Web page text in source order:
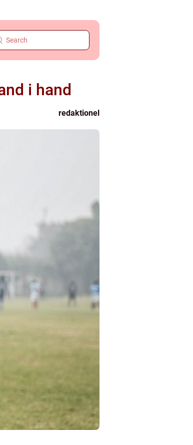
i hand
redaktionel